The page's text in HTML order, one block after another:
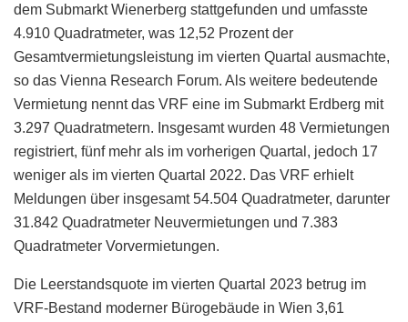
dem Submarkt Wienerberg stattgefunden und umfasste
4.910 Quadratmeter, was 12,52 Prozent der
Gesamtvermietungsleistung im vierten Quartal ausmachte,
so das Vienna Research Forum. Als weitere bedeutende
Vermietung nennt das VRF eine im Submarkt Erdberg mit
3.297 Quadratmetern. Insgesamt wurden 48 Vermietungen
registriert, fünf mehr als im vorherigen Quartal, jedoch 17
weniger als im vierten Quartal 2022. Das VRF erhielt
Meldungen über insgesamt 54.504 Quadratmeter, darunter
31.842 Quadratmeter Neuvermietungen und 7.383
Quadratmeter Vorvermietungen.
Die Leerstandsquote im vierten Quartal 2023 betrug im
VRF-Bestand moderner Bürogebäude in Wien 3,61